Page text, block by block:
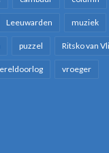
Leeuwarden muziek
puzzel Ritsko van
vroeger